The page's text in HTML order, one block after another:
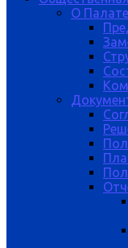
О Палате